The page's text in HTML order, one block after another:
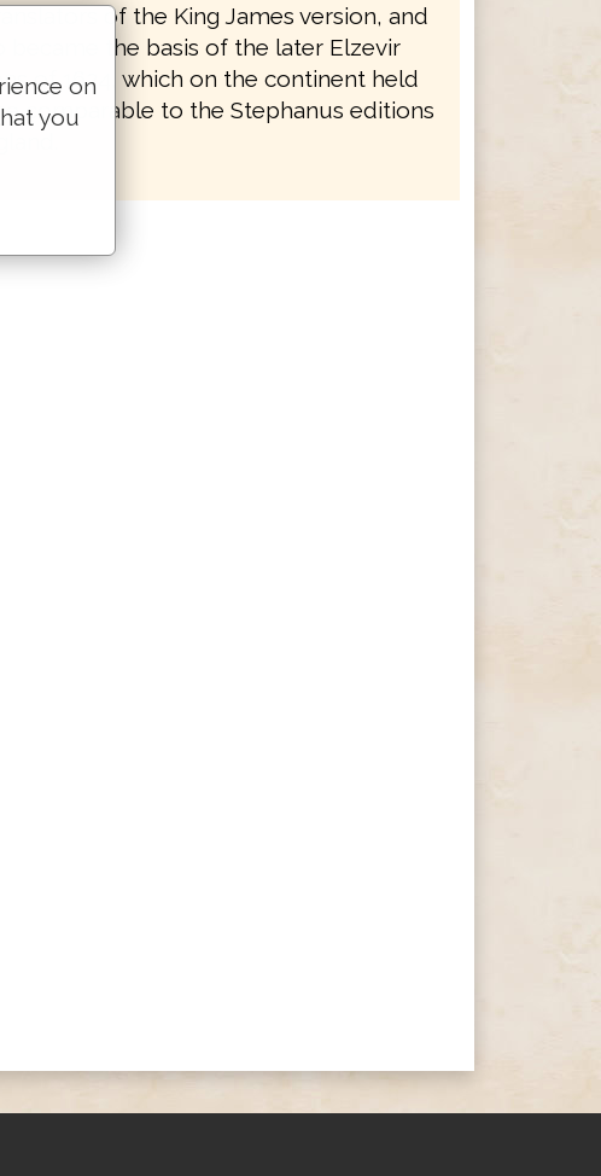
of the King James version, and
became the basis of the later Elzevir
of 1624, which on the continent held
comparable to the Stephanus editions
on
you